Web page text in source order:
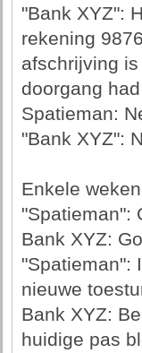
"Bank XYZ":
rekening
afschrijving
doorgang
Spatieman:
"Bank XYZ":
Enkele
"Spatieman":
Bank XYZ:
"Spatieman":
nieuwe
Bank XYZ:
huidige pas